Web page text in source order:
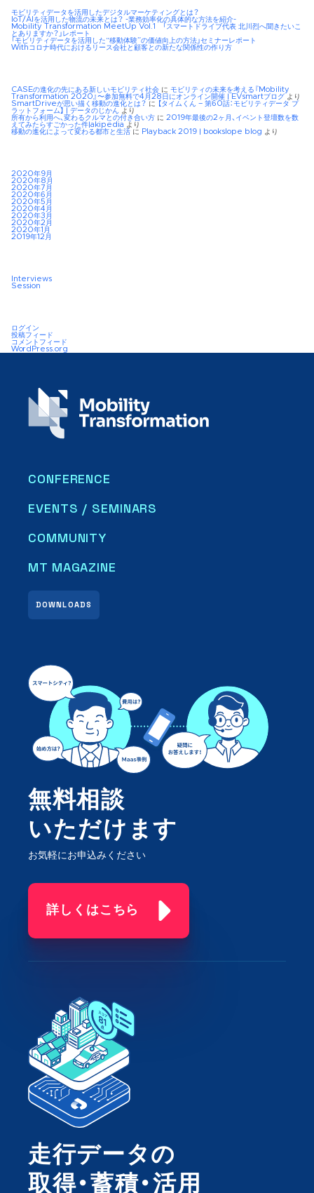
モビリティデータを活用したデジタルマーケティングとは？
IoT/AIを活用した物流の未来とは？ -業務効率化の具体的な方法を紹介-
Mobility Transformation MeetUp Vol.1 「スマートドライブ代表 北川烈へ聞きたいこ
とありますか？」レポート
「モビリティデータを活用した“移動体験”の価値向上の方法」セミナーレポート
Withコロナ時代におけるリース会社と顧客との新たな関係性の作り方
CASEの進化の先にある新しいモビリティ社会 に モビリティの未来を考える『Mobility
Transformation 2020』〜参加無料で4月28日にオンライン開催 | EVsmartブログ より
SmartDriveが思い描く移動の進化とは？ に
【タイムくん – 第60話：モビリティデータ プ
ラットフォーム】 | データのじかん より
所有から利用へ、変わるクルマとの付き合い方 に 2019年最後の2ヶ月、イベント登壇数を数
えてみたらすごかった件|akipedia より
移動の進化によって変わる都市と生活 に Playback 2019 | bookslope blog より
2020年9月
2020年8月
2020年7月
2020年6月
2020年5月
2020年4月
2020年3月
2020年2月
2020年1月
2019年12月
Interviews
Session
ログイン
投稿フィード
コメントフィード
WordPress.org
CONFERENCE
EVENTS / SEMINARS
COMMUNITY
DOWNLOADS
MT MAGAZINE
無料相談
いただけます
お気軽にお申込みください
詳しくはこちら
走行データの
取得・蓄積・活用